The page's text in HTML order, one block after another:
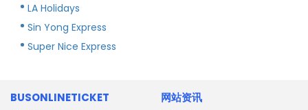
LA Holidays
Sin Yong Express
Super Nice Express
BUSONLINETICKET 网站资讯